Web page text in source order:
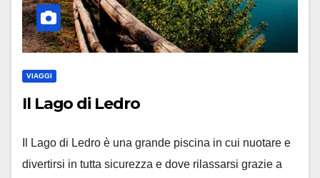
VIAGGI
Il Lago di Ledro
Il Lago di Ledro è una grande piscina in cui nuotare e
divertirsi in tutta sicurezza e dove rilassarsi grazie a